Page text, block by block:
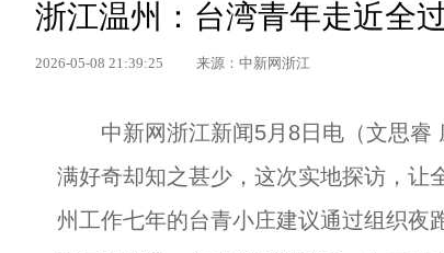
浙江温州：台湾青年走近全
2026-05-08 21:39:25 来源：中新网浙江
中新网浙江新闻5月8日电（文思睿
满好奇却知之甚少，这次实地探访，让
州工作七年的台青小庄建议通过组织夜